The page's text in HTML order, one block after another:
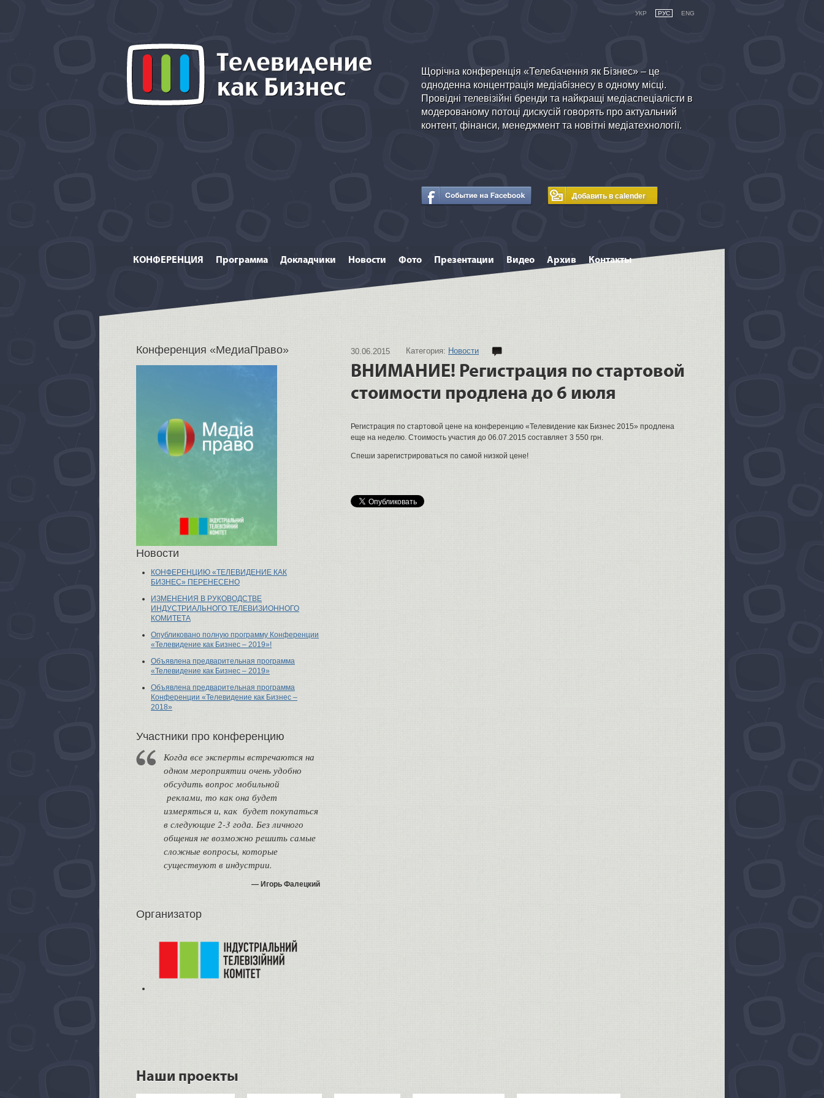
УКР РУС ENG
Щорічна конференція «Телебачення як Бізнес» – це
одноденна концентрація медіабізнесу в одному місці.
Провідні телевізійні бренди та найкращі медіаспеціалісти в
модерованому потоці дискусій говорять про актуальний
контент, фінанси, менеджмент та новітні медіатехнології.
КОНФЕРЕНЦИЯ Программа Докладчики Новости Фото Презентации Видео Архив Контакты
Конференция «МедиаПраво»
Новости
КОНФЕРЕНЦИЮ «ТЕЛЕВИДЕНИЕ КАК
БИЗНЕС» ПЕРЕНЕСЕНО
ИЗМЕНЕНИЯ В РУКОВОДСТВЕ
ИНДУСТРИАЛЬНОГО ТЕЛЕВИЗИОННОГО
КОМИТЕТА
Опубликовано полную программу Конференции
«Телевидение как Бизнес – 2019»!
Объявлена предварительная программа
«Телевидение как Бизнес – 2019»
Объявлена предварительная программа
Конференции «Телевидение как Бизнес –
2018»
Участники про конференцию
Когда все эксперты встречаются на
одном мероприятии очень удобно
обсудить вопрос мобильной
реклами, то как она будет
измеряться и, как будет покупаться
в следующие 2-3 года. Без личного
общения не возможно решить самые
сложные вопросы, которые
существуют в индустрии.
Игорь Фалецкий
Организатор
30.06.2015 Категория: Новости
ВНИМАНИЕ! Регистрация по стартовой
стоимости продлена до 6 июля
Регистрация по стартовой цене на конференцию «Телевидение как Бизнес 2015» продлена
еще на неделю. Стоимость участия до 06.07.2015 составляет 3 550 грн.
Спеши зарегистрироваться по самой низкой цене!
Наши проекты